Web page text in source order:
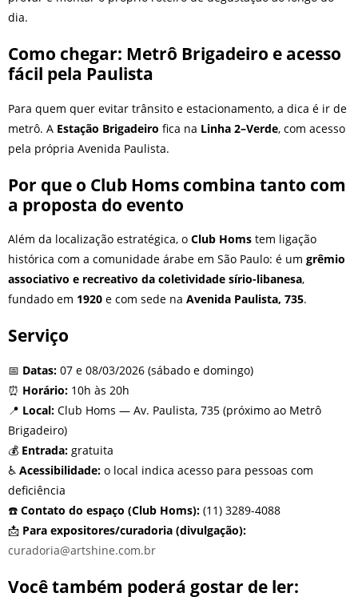
dia.
Como chegar: Metrô Brigadeiro e acesso
fácil pela Paulista
Para quem quer evitar trânsito e estacionamento, a dica é ir de
metrô. A Estação Brigadeiro fica na Linha 2–Verde, com acesso
pela própria Avenida Paulista.
Por que o Club Homs combina tanto com
a proposta do evento
Além da localização estratégica, o Club Homs tem ligação
histórica com a comunidade árabe em São Paulo: é um grêmio
associativo e recreativo da coletividade sírio-libanesa,
fundado em 1920 e com sede na Avenida Paulista, 735.
Serviço
📅 Datas: 07 e 08/03/2026 (sábado e domingo)
⏰ Horário: 10h às 20h
📍 Local: Club Homs — Av. Paulista, 735 (próximo ao Metrô
Brigadeiro)
💰 Entrada: gratuita
♿ Acessibilidade: o local indica acesso para pessoas com
deficiência
☎️ Contato do espaço (Club Homs): (11) 3289-4088
📩 Para expositores/curadoria (divulgação):
curadoria@artshine.com.br
Você também poderá gostar de ler: